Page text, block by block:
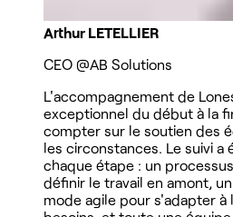
Arthur LETELLIER
CEO @AB Solutions
L'accompagnement de
exceptionnel du début à la
compter sur le soutien des
les circonstances. Le suivi a
chaque étape : un
définir le travail en amont,
mode agile pour s'adapter à